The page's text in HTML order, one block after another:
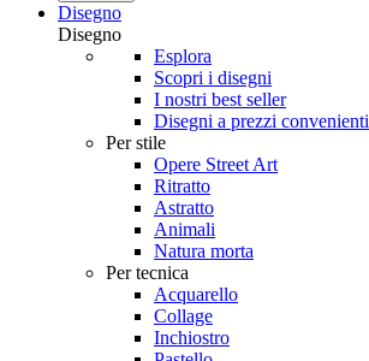
Disegno
Disegno
Esplora
Scopri i disegni
I nostri best seller
Disegni a prezzi convenienti
Per stile
Opere Street Art
Ritratto
Astratto
Animali
Natura morta
Per tecnica
Acquarello
Collage
Inchiostro